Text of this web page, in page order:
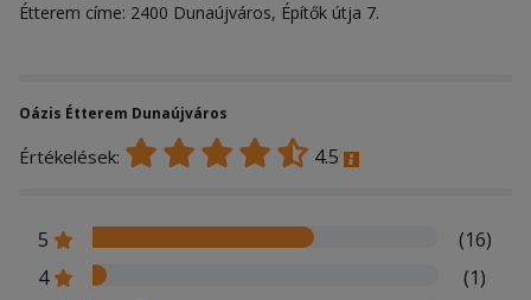
Étterem címe: 2400 Dunaújváros, Építők útja 7.
Oázis Étterem Dunaújváros
Értékelések: 4.5
5
(16)
4
(1)